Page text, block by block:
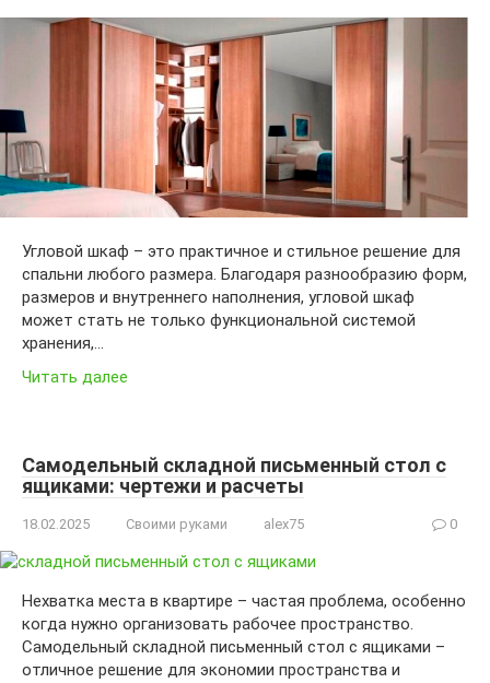
Угловой шкаф – это практичное и стильное решение для
спальни любого размера. Благодаря разнообразию форм,
размеров и внутреннего наполнения, угловой шкаф
может стать не только функциональной системой
хранения,…
Читать далее
Самодельный складной письменный стол с
ящиками: чертежи и расчеты
18.02.2025 Своими руками alex75 0
Нехватка места в квартире – частая проблема, особенно
когда нужно организовать рабочее пространство.
Самодельный складной письменный стол с ящиками –
отличное решение для экономии пространства и